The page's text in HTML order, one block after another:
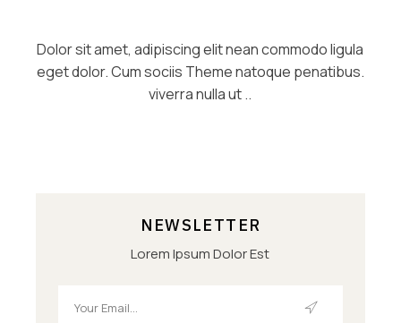
Dolor sit amet, adipiscing elit nean commodo ligula
eget dolor. Cum sociis Theme natoque penatibus.
viverra nulla ut ..
NEWSLETTER
Lorem Ipsum Dolor Est